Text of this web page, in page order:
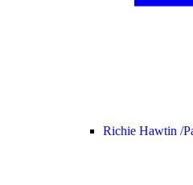
Richie Hawtin /